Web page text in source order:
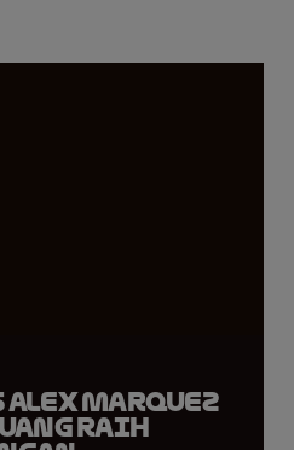
Alex Marquez
Raih